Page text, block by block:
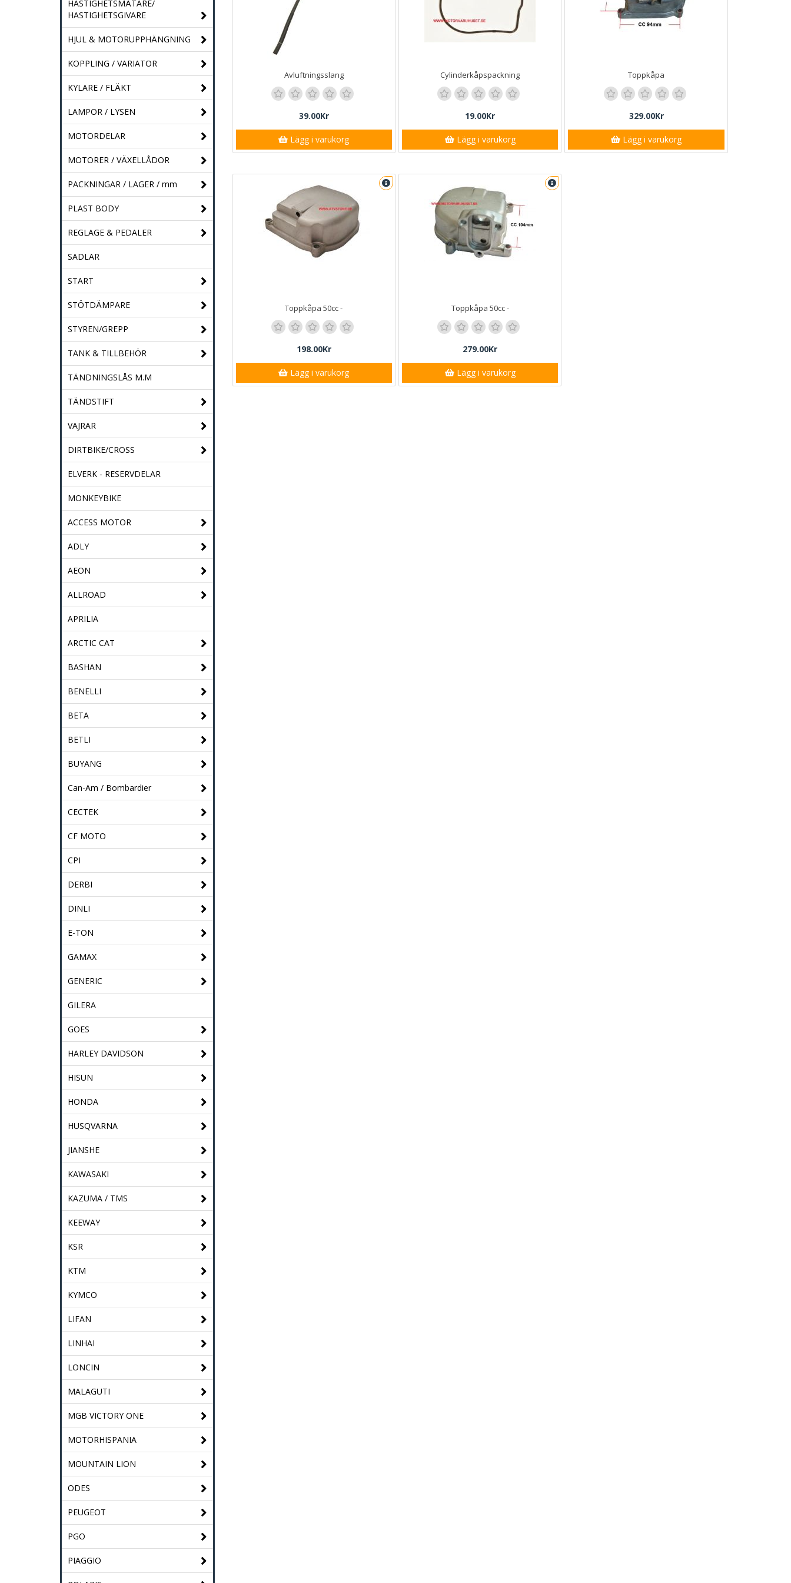
HASTIGHETSMÄTARE/
HASTIGHETSGIVARE
HJUL & MOTORUPPHÄNGNING
KOPPLING / VARIATOR
KYLARE / FLÄKT
LAMPOR / LYSEN
MOTORDELAR
MOTORER / VÄXELLÅDOR
PACKNINGAR / LAGER / mm
PLAST BODY
REGLAGE & PEDALER
SADLAR
START
STÖTDÄMPARE
STYREN/GREPP
TANK & TILLBEHÖR
TÄNDNINGSLÅS M.M
TÄNDSTIFT
VAJRAR
DIRTBIKE/CROSS
ELVERK - RESERVDELAR
MONKEYBIKE
ACCESS MOTOR
ADLY
AEON
ALLROAD
APRILIA
ARCTIC CAT
BASHAN
BENELLI
BETA
BETLI
BUYANG
Can-Am / Bombardier
CECTEK
CF MOTO
CPI
DERBI
DINLI
E-TON
GAMAX
GENERIC
GILERA
GOES
HARLEY DAVIDSON
HISUN
HONDA
HUSQVARNA
JIANSHE
KAWASAKI
KAZUMA / TMS
KEEWAY
KSR
KTM
KYMCO
LIFAN
LINHAI
LONCIN
MALAGUTI
MGB VICTORY ONE
MOTORHISPANIA
MOUNTAIN LION
ODES
PEUGEOT
PGO
PIAGGIO
Avluftningsslang
39.00Kr
Lägg i varukorg
Cylinderkåpspackning
19.00Kr
Lägg i varukorg
Toppkåpa
329.00Kr
Lägg i varukorg
Toppkåpa 50cc -
198.00Kr
Lägg i varukorg
Toppkåpa 50cc -
279.00Kr
Lägg i varukorg